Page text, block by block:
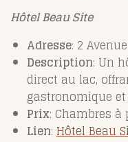
Hôtel Beau Site
Adresse: 2
Description: Un
direct au lac,
gastronomique
Prix: Chambres
Lien: HôtelBeau